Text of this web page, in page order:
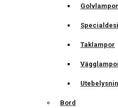
Golvlampor
Taklampor
Bord